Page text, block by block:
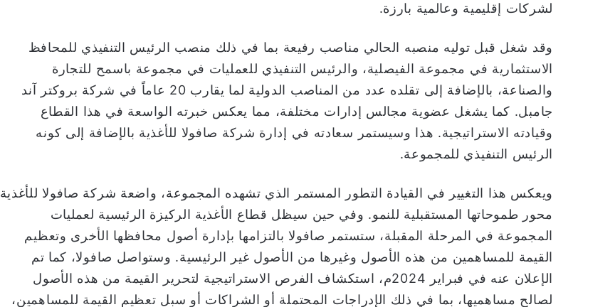
لشركات إقليمية وعالمية بارزة.
وقد شغل قبل توليه منصبه الحالي مناصب رفيعة بما في ذلك منصب الرئيس التنفيذي للمحافظ
الاستثمارية في مجموعة الفيصلية، والرئيس التنفيذي للعمليات في مجموعة باسمح للتجارة
والصناعة، بالإضافة إلى تقلده عدد من المناصب الدولية لما يقارب 20 عاماً في شركة بروكتر آند
جامبل. كما يشغل عضوية مجالس إدارات مختلفة، مما يعكس خبرته الواسعة في هذا القطاع
وقيادته الاستراتيجية. هذا وسيستمر سعادته في إدارة شركة صافولا للأغذية بالإضافة إلى كونه
الرئيس التنفيذي للمجموعة.
ويعكس هذا التغيير في القيادة التطور المستمر الذي تشهده المجموعة، واضعة شركة صافولا للأغذية
محور طموحاتها المستقبلية للنمو. وفي حين سيظل قطاع الأغذية الركيزة الرئيسية لعمليات
المجموعة في المرحلة المقبلة، ستستمر صافولا بالتزامها بإدارة أصول محافظها الأخرى وتعظيم
القيمة للمساهمين من هذه الأصول وغيرها من الأصول غير الرئيسية. وستواصل صافولا، كما تم
الإعلان عنه في فبراير 2024م، استكشاف الفرص الاستراتيجية لتحرير القيمة من هذه الأصول
لصالح مساهميها، بما في ذلك الإدراجات المحتملة أو الشراكات أو سبل تعظيم القيمة للمساهمين،